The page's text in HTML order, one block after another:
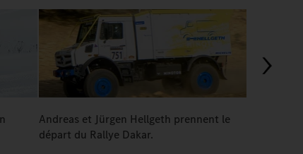
Andreas et Jürgen Hellgeth prennent le
départ du Rallye Dakar.